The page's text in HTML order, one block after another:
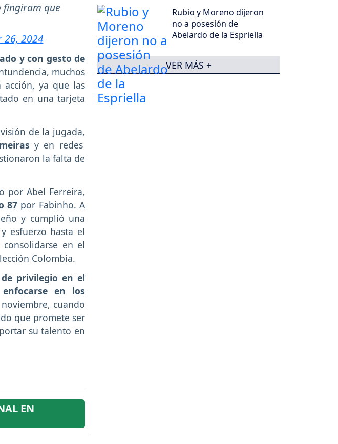
fingiram que
26, 2024
y con gesto de
muchos
acción, ya que las
en una tarjeta
de la jugada,
y en redes
la falta de
por Abel Ferreira,
87 por Fabinho. A
y cumplió una
esfuerzo hasta el
en el
Colombia.
privilegio en el
en los
cuando
que promete ser
su talento en
EN
Rubio y Moreno dijeron
no a posesión de
Abelardo de la Espriella
VER MÁS +